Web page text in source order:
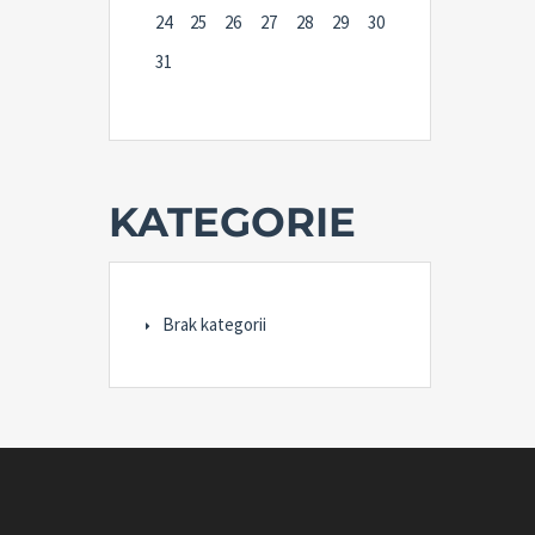
24
25 26 27 28 29
30
31
KATEGORIE
Brak kategorii